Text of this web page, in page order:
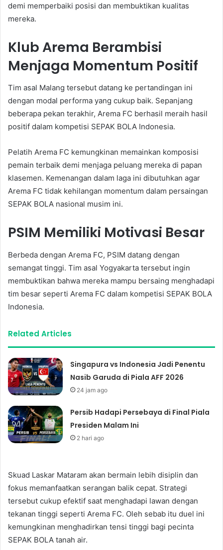
demi memperbaiki posisi dan membuktikan kualitas
mereka.
Klub Arema Berambisi
Menjaga Momentum Positif
Tim asal Malang tersebut datang ke pertandingan ini
dengan modal performa yang cukup baik. Sepanjang
beberapa pekan terakhir, Arema FC berhasil meraih hasil
positif dalam kompetisi SEPAK BOLA Indonesia.
Pelatih Arema FC kemungkinan memainkan komposisi
pemain terbaik demi menjaga peluang mereka di papan
klasemen. Kemenangan dalam laga ini dibutuhkan agar
Arema FC tidak kehilangan momentum dalam persaingan
SEPAK BOLA nasional musim ini.
PSIM Memiliki Motivasi Besar
Berbeda dengan Arema FC, PSIM datang dengan
semangat tinggi. Tim asal Yogyakarta tersebut ingin
membuktikan bahwa mereka mampu bersaing menghadapi
tim besar seperti Arema FC dalam kompetisi SEPAK BOLA
Indonesia.
Related Articles
Singapura vs Indonesia Jadi Penentu
Nasib Garuda di Piala AFF 2026
24 jam ago
Persib Hadapi Persebaya di Final Piala
Presiden Malam Ini
2 hari ago
Skuad Laskar Mataram akan bermain lebih disiplin dan
fokus memanfaatkan serangan balik cepat. Strategi
tersebut cukup efektif saat menghadapi lawan dengan
tekanan tinggi seperti Arema FC. Oleh sebab itu duel ini
kemungkinan menghadirkan tensi tinggi bagi pecinta
SEPAK BOLA tanah air.